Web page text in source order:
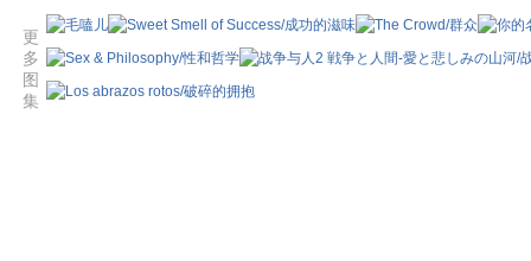
更
多
图
集